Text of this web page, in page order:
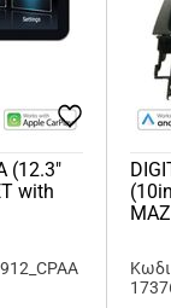
(12.3"
with